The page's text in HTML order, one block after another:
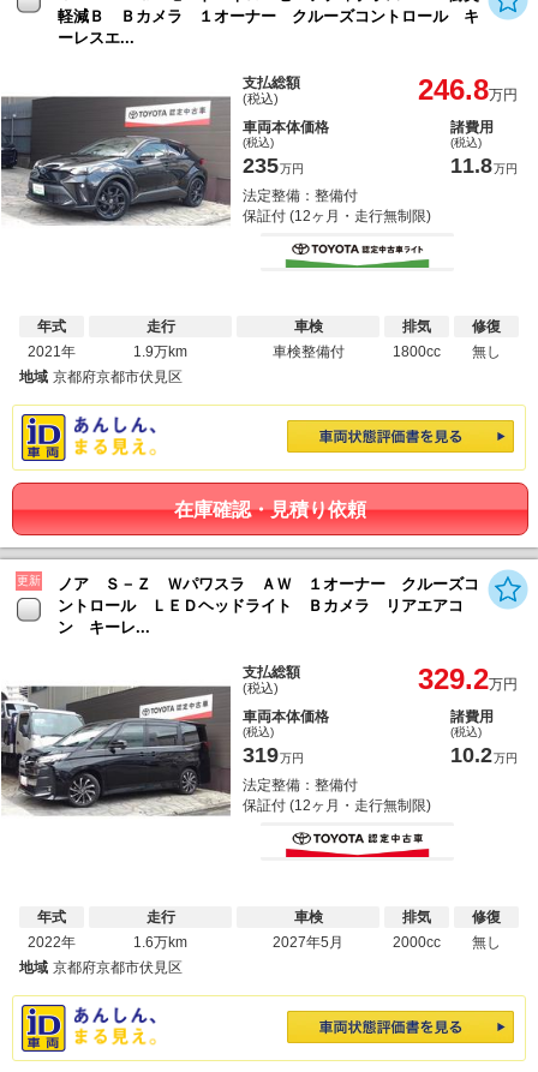
軽減Ｂ Ｂカメラ １オーナー クルーズコントロール キ
ーレスエ...
支払総額
(税込) 246.8万円
車両本体価格
(税込)
235万円
諸費用
(税込)
11.8万円
法定整備：整備付
保証付 (12ヶ月・走行無制限)
年式
2021年
走行
1.9万km
車検
車検整備付
排気
1800cc
修復
無し
地域 京都府京都市伏見区
在庫確認・見積り依頼
更新
ノア Ｓ－Ｚ Ｗパワスラ ＡＷ １オーナー クルーズコ
ントロール ＬＥＤヘッドライト Ｂカメラ リアエアコ
ン キーレ...
支払総額
(税込) 329.2万円
車両本体価格
(税込)
319万円
諸費用
(税込)
10.2万円
法定整備：整備付
保証付 (12ヶ月・走行無制限)
年式
2022年
走行
1.6万km
車検
2027年5月
排気
2000cc
修復
無し
地域 京都府京都市伏見区